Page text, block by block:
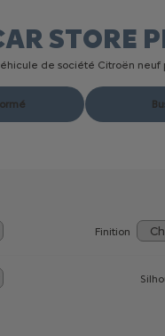
STORE
de société Citroën neuf
Finition